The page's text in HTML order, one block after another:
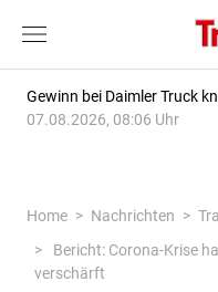
Gewinn bei Daimler Truck
07.08.2026, 08:06 Uhr
Home Nachrichten
Bericht: Corona-Krise
verschärft